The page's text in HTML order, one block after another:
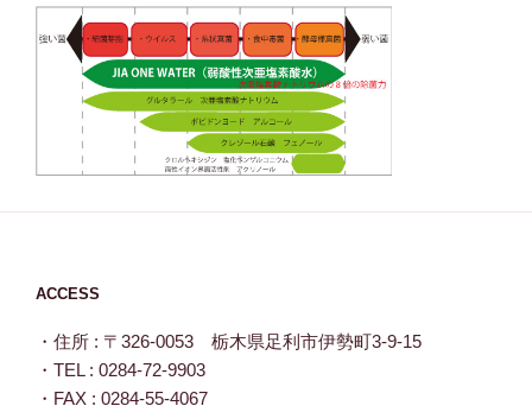
ACCESS
・住所 : 〒326-0053 栃木県足利市伊勢町3-9-15
・TEL : 0284-72-9903
・FAX : 0284-55-4067